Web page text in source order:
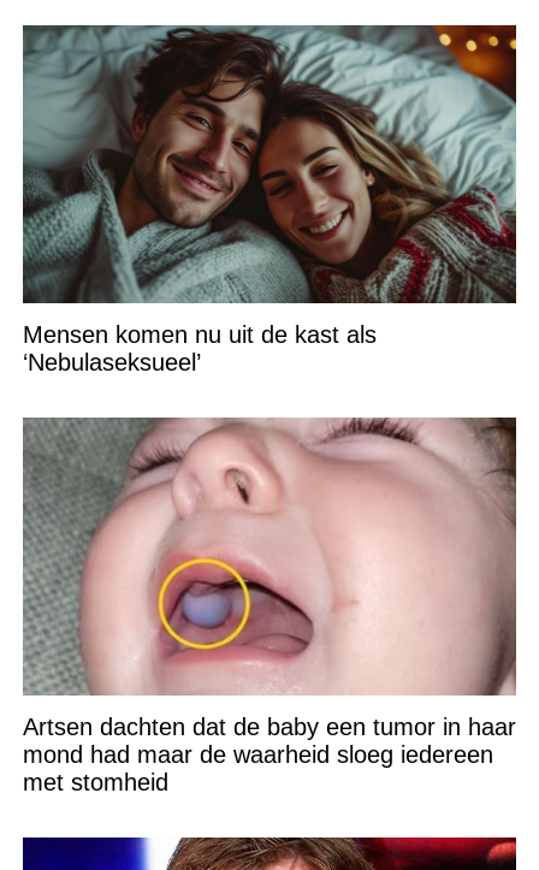
Mensen komen nu uit de kast als
‘Nebulaseksueel’
Artsen dachten dat de baby een tumor in haar
mond had maar de waarheid sloeg iedereen
met stomheid